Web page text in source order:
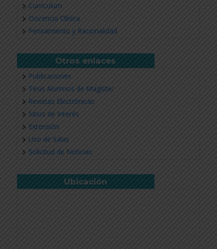
Currículum
Docencia Clínica
Pensamiento y Racionalidad
Otros enlaces
Publicaciones
Tesis Alumnos de Magíster
Revistas Electrónicas
Sitios de Interés
Extensión
Uso de Salas
Solicitud de Noticias
Ubicación